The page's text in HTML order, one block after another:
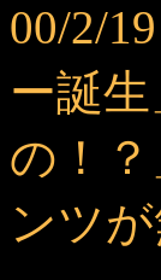
00/2/
ー誕
の！
ンツ